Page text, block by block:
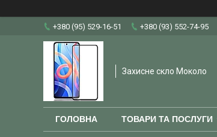
+380 (95) 529-16-51 +380 (93) 552-74-95
Захисне скло Moколо
ГОЛОВНА ТОВАРИ ТА ПОСЛУГИ